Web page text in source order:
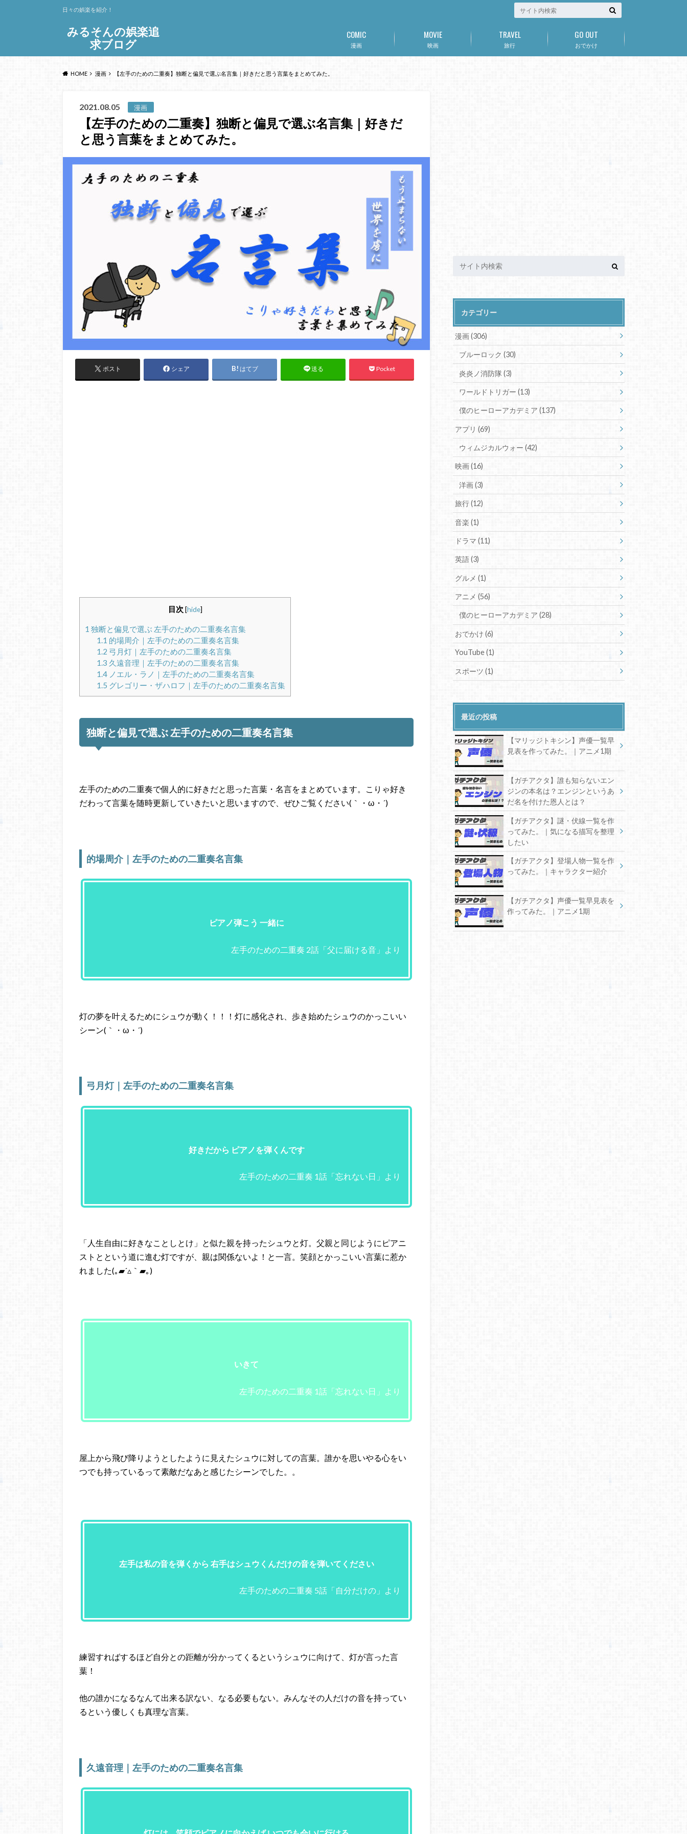
みるそんの娯楽追
求ブログ
日々の娯楽を紹介！
漫画
COMIC
映画
MOVIE
旅行
TRAVEL
おでかけ
GO OUT
HOME 漫画 【左手のための二重奏】独断と偏見で選ぶ名言集｜好きだと思う言葉をまとめてみた。
2021.08.05 漫画
【左手のための二重奏】独断と偏見で選ぶ名言集｜好きだ
と思う言葉をまとめてみた。
ポスト シェア はてブ 送る Pocket
目次 [hide]
1 独断と偏見で選ぶ 左手のための二重奏名言集
1.1 的場周介｜左手のための二重奏名言集
1.2 弓月灯｜左手のための二重奏名言集
1.3 久遠音理｜左手のための二重奏名言集
1.4ノエル・ラノ｜左手のための二重奏名言集
1.5 グレゴリー・ザハロフ｜左手のための二重奏名言集
独断と偏見で選ぶ 左手のための二重奏名言集
左手のための二重奏で個人的に好きだと思った言葉・名言をまとめています。こりゃ好き
だわって言葉を随時更新していきたいと思いますので、ぜひご覧ください(｀・ω・´)ゞ
的場周介｜左手のための二重奏名言集
ピアノ弾こう 一緒に
左手のための二重奏 2話「父に届ける音」より
灯の夢を叶えるためにシュウが動く！！！灯に感化され、歩き始めたシュウのかっこいい
シーン(｀・ω・´)ゞ
弓月灯｜左手のための二重奏名言集
好きだから ピアノを弾くんです
左手のための二重奏 1話「忘れない日」より
「人生自由に好きなことしとけ」と似た親を持ったシュウと灯。父親と同じようにピアニ
ストとという道に進む灯ですが、親は関係ないよ！と一言。笑顔とかっこいい言葉に惹か
れました(｡▰´▵｀▰｡)
いきて
左手のための二重奏 1話「忘れない日」より
屋上から飛び降りようとしたように見えたシュウに対しての言葉。誰かを思いやる心をい
つでも持っているって素敵だなあと感じたシーンでした。。
左手は私の音を弾くから 右手はシュウくんだけの音を弾いてください
左手のための二重奏 5話「自分だけの」より
練習すればするほど自分との距離が分かってくるというシュウに向けて、灯が言った言
葉！
他の誰かになるなんて出来る訳ない、なる必要もない。みんなその人だけの音を持ってい
るという優しくも真理な言葉。
久遠音理｜左手のための二重奏名言集
カテゴリー
漫画(306)
ブルーロック (30)
炎炎ノ消防隊(3)
ワールドトリガー (13)
僕のヒーローアカデミア (137)
アプリ(69)
ウィムジカルウォー (42)
映画(16)
洋画(3)
旅行(12)
音楽(1)
ドラマ(11)
英語(3)
グルメ(1)
アニメ(56)
僕のヒーローアカデミア (28)
おでかけ(6)
YouTube(1)
スポーツ(1)
最近の投稿
【マリッジトキシン】声優一覧早
見表を作ってみた。｜アニメ1期
【ガチアクタ】誰も知らないエン
ジンの本名は？エンジンというあ
だ名を付けた恩人とは？
【ガチアクタ】謎・伏線一覧を作
ってみた。｜気になる描写を整理
したい
【ガチアクタ】登場人物一覧を作
ってみた。｜キャラクター紹介
【ガチアクタ】声優一覧早見表を
作ってみた。｜アニメ1期